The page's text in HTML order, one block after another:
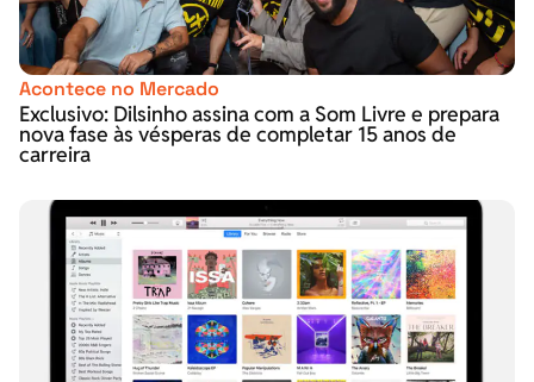
Acontece no Mercado
Exclusivo: Dilsinho assina com a Som Livre e prepara
nova fase às vésperas de completar 15 anos de
carreira